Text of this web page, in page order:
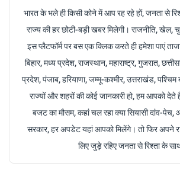
भारत के भले ही किसी कोने में आप रह रहे हों, जनता से
राज्य की हर छोटी-बड़ी खबर मिलेगी। राजनीति, खेल,
इस प्लैटफॉर्म पर बस एक क्लिक करते ही हमेशा पाएं
बिहार, मध्य प्रदेश, राजस्थान, महाराष्ट्र, गुजरात,
प्रदेश, पंजाब, हरियाणा, जम्मू-कश्मीर, उत्तराखंड,
राज्यों और शहरों की कोई जानकारी हो, हम आपको देते
बजट का मौसम, कहां चल रहा क्या सियासी दांव-
सरकार, हर अपडेट यहां आपको मिलेंगे। तो फिर अपने
लिए जुड़े रहिए जनता से रिश्ता के